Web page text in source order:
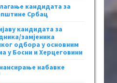
кандидата за
Србац
кандидата за
замјеника
одбора у основним
у Босни и Херцеговини
набавке